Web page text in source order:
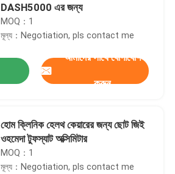
DASH5000 এর জন্য
MOQ：1
মূল্য：Negotiation, pls contact me
আমাদের সাথে যোগাযোগ
করুন
হোম ক্লিনিক হেলথ কেয়ারের জন্য ছোট জিই
ওহমেদা টুফস্যাট অক্সিমিটার
MOQ：1
মূল্য：Negotiation, pls contact me